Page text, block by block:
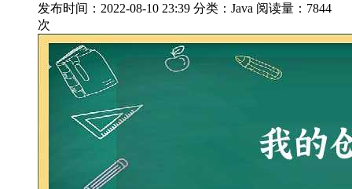
发布时间：2022-08-10 23:39 分类：Java 阅读量：7844
次